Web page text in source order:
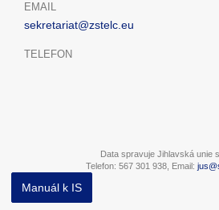
EMAIL
sekretariat@zstelc.eu
TELEFON
Data spravuje Jihlavská unie
Telefon: 567 301 938, Email:
Manuál k IS